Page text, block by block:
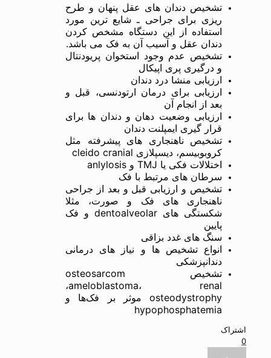
تشخیص دندان های عقل پنهان و طرح
ریزی برای جراحی ـ شایع ترین مورد
استفاده از این دستگاه مشخص کردن
دندان عقل و آسیب آن به فک می باشد.
تشخیص عدم وجود استخوان پریودنتال
و درگیری پری اپیکال
ارزیابی منشا درد دندان
ارزیابی برای درمان ارتودنسی، قبل و
بعد از انجام آن
ارزیابی وضعیت دهان و دندان ها برای
قرار گیری ایمپلنت دندان
تشخیص ناهنجاری های پیشرفته مثل
کروبوبیسم، دیسپلازی cleido cranial
اختلالات فکی یا TMJ و anlylosis
سرطان های مرتبط با فک
تشخیص و ارزیابی قبل و بعد از جراحی
ناهنجاری های فک و صورت، مثلا
شکستگی های dentoalveolar و فک
پایین
سنگ های غدد بزاقی
انواع تشخیص ها و نیاز های درمانی
دندانپزشکی
تشخیص osteosarcom
،ameloblastoma، renal
osteodystrophy موثر بر فک‌ها و
hypophosphatemia
اشتراک
0